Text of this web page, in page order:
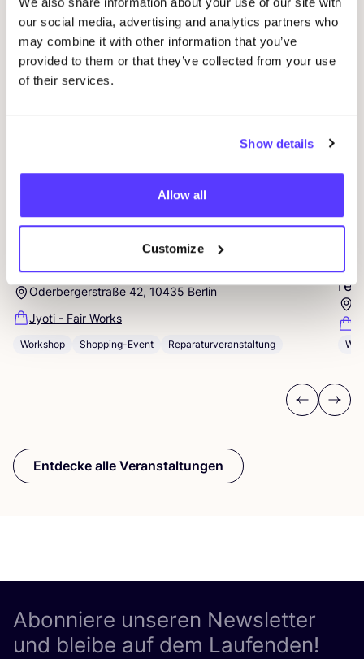
our social media, advertising and analytics partners who
may combine it with other information that you’ve
provided to them or that they’ve collected from your use
of their services.
Show details
Allow all
Customize
Andere Veranstaltungen
Workshop: Sticken für Anfänger*innen
Oderbergerstraße 42, 10435 Berlin
Jyoti - Fair Works
Workshop Shopping-Event Reparaturveranstaltung
Previous
Next
Entdecke alle Veranstaltungen
Abonniere unseren Newsletter
und bleibe auf dem Laufenden!